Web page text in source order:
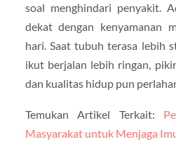
soal menghindari penyakit.
dekat dengan kenyamanan
hari. Saat tubuh terasa lebih
ikut berjalan lebih ringan,
dan kualitas hidup pun
Temukan Artikel Terkait:
Masyarakat untuk Menjaga